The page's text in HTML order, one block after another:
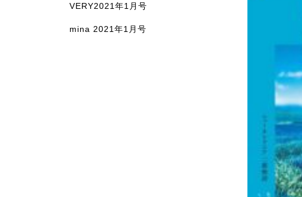
VERY2021年1月号
mina 2021年1月号